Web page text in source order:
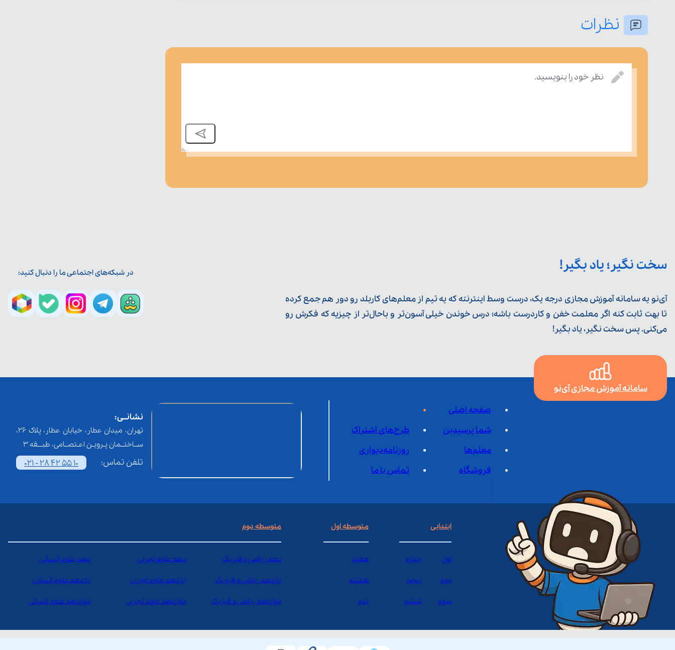
نظرات
نظر خود را بنویسید.
سخت نگیر؛ یاد بگیر!
آی‌نو یه سامانه آموزش مجازی درجه یک، درست وسط اینترنته که یه تیم از معلم‌‌های کاربلد رو دور هم جمع کرده
تا بهت ثابت کنه اگر معلمت خفن و کاردرست باشه؛ درس خوندن خیلی آسون‌تر و باحال‌تر از چیزیه که فکرش رو
می‌کنی. پس سخت نگیر، یاد بگیر!
در شبکه‌های اجتماعی ما را دنبال کنید:
سامانه آموزش مجازی آی‌نو
صفحه اصلی
شما پرسیدین
طرح‌های اشتراک
معلم‌ها
روزنامه‌دیواری
فروشگاه
تماس با ما
نشانــی:
تهران، میدان عطار، خیابان عطار، پلاک 26،
ســاختــمان پـرویـن اعـتصــامی، طبـــقه 3
تلفن تماس: 021 - 28 42 55 10
ابتدایی
اول چهارم
دوم پنجم
سوم ششم
متوسطه اول
هفتم
هشتم
نهم
متوسطه دوم
دهم ریاضی و فیزیک دهم علوم تجربی دهم علوم انسانی
یازدهم ریاضی و فیزیک یازدهم علوم تجربی یازدهم علوم انسانی
دوازدهم ریاضی و فیزیک دوازدهم علوم تجربی دوازدهم علوم انسانی